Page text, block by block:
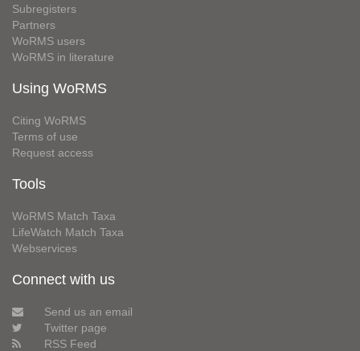
Subregisters
Partners
WoRMS users
WoRMS in literature
Using WoRMS
Citing WoRMS
Terms of use
Request access
Tools
WoRMS Match Taxa
LifeWatch Match Taxa
Webservices
Connect with us
Send us an email
Twitter page
RSS Feed